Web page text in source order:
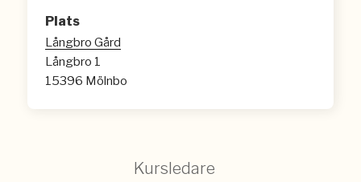
Plats
Långbro Gård
Långbro 1
15396 Mölnbo
Kursledare